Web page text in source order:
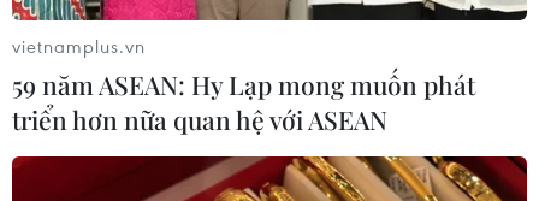
vietnamplus.vn
59 năm ASEAN: Hy Lạp mong muốn phát
triển hơn nữa quan hệ với ASEAN